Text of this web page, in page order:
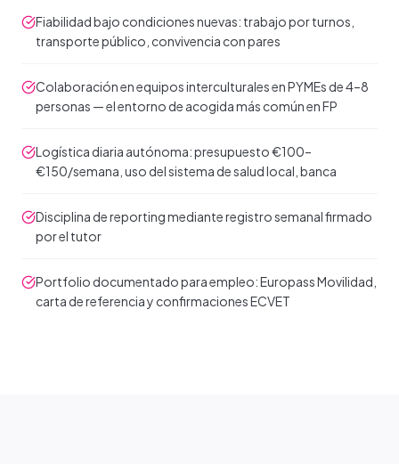
Fiabilidad bajo condiciones nuevas: trabajo por turnos,
transporte público, convivencia con pares
Colaboración en equipos interculturales en PYMEs de 4–8
personas — el entorno de acogida más común en FP
Logística diaria autónoma: presupuesto €100–
€150/semana, uso del sistema de salud local, banca
Disciplina de reporting mediante registro semanal firmado
por el tutor
Portfolio documentado para empleo: Europass Movilidad,
carta de referencia y confirmaciones ECVET